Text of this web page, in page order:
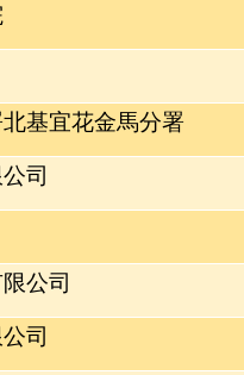
基宜花金馬分署
司
公司
司